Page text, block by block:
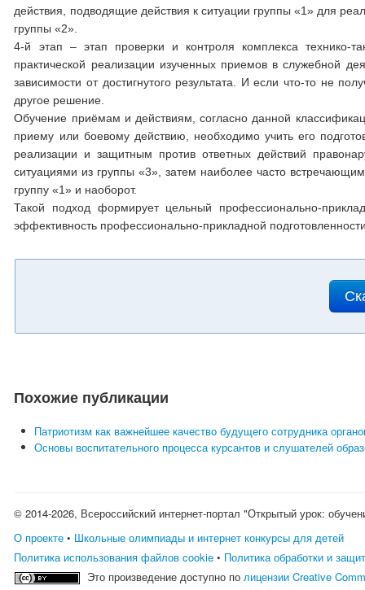
действия, подводящие действия к ситуации группы «1» для
группы «2».
4-й этап – этап проверки и контроля комплекса технико-
практической реализации изученных приемов в служебной
зависимости от достигнутого результата. И если что-то не
другое решение.
Обучение приёмам и действиям, согласно данной
приему или боевому действию, необходимо учить его
реализации и защитным против ответных действий
ситуациями из группы «3», затем наиболее часто
группу «1» и наоборот.
Такой подход формирует цельный профессионально-
эффективность профессионально-прикладной
Похожие публикации
Патриотизм как важнейшее качество будущего сотрудника
Основы воспитательного процесса курсантов и слушателей
© 2014-2026, Всероссийский интернет-портал "Открытый урок:
О проекте • Школьные олимпиады и интернет конкурсы для детей
Политика использования файлов cookie • Политика обработки и
Это произведение доступно полицензии Creative